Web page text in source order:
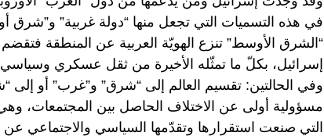
في هذه التسميات التي تجعل منها “دولة غربية” و”شرق
“الشرق الأوسط” تنزع الهويّة العربية عن المنطقة فتقضم
إسرائيل، بكلّ ما تمثّله الأخيرة من ثقل عسكري
وفي الحالتين: تقسيم العالم إلى “شرق” و”غرب” أو إلى
مسؤولية أولى عن الاختلاف الحاصل بين المجتمعات،
التي صنعت استقرارها وتقدّمها السياسي